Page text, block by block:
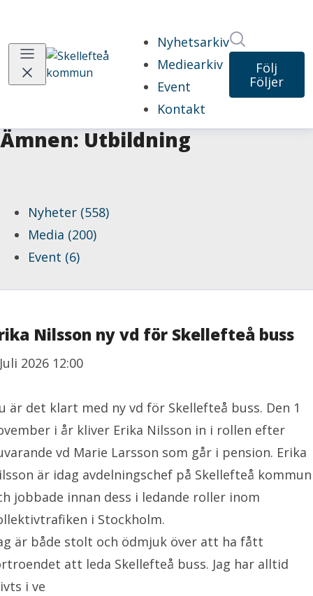
Nyhetsarkiv
Mediearkiv
Event
Kontakt
Följ
Följer
Ämnen: Utbildning
Nyheter (558)
Media (200)
Event (6)
Nilsson ny vd för Skellefteå buss
2026 12:00
är det klart med ny vd för Skellefteå buss. Den 1
i år kliver Erika Nilsson in i rollen efter
vd Marie Larsson som går i pension. Erika
är idag avdelningschef på Skellefteå kommun
jobbade innan dess i ledande roller inom
i Stockholm.
är både stolt och ödmjuk över att ha fått
att leda Skellefteå buss. Jag har alltid
i ve